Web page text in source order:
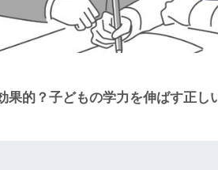
果的？子どもの学力を伸ばす正し